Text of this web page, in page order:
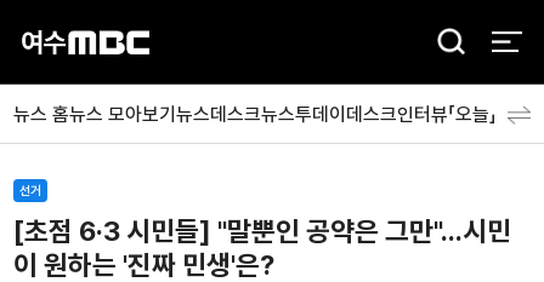
검
뉴스 홈뉴스 모아보기뉴스데스크뉴스투데이데스크인터뷰「오늘」 분야
선거
[초점 6·3 시민들] "말뿐인 공약은 그만"...시민
이 원하는 '진짜 민생'은?